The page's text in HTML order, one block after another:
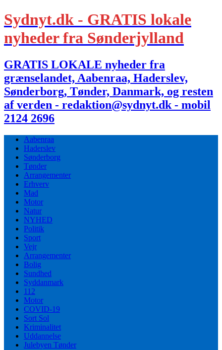
Sydnyt.dk - GRATIS lokale
nyheder fra Sønderjylland
GRATIS LOKALE nyheder fra
grænselandet, Aabenraa, Haderslev,
Sønderborg, Tønder, Danmark, og resten
af verden - redaktion@sydnyt.dk - mobil
2124 2696
Aabenraa
Haderslev
Sønderborg
Tønder
Arrangementer
Erhverv
Mad
Motor
Natur
NYHED
Politik
Sport
Vejr
Arrangementer
Bolig
Sundhed
Syddanmark
112
Motor
COVID-19
Sort Sol
Kriminalitet
Uddannelse
Julebyen Tønder